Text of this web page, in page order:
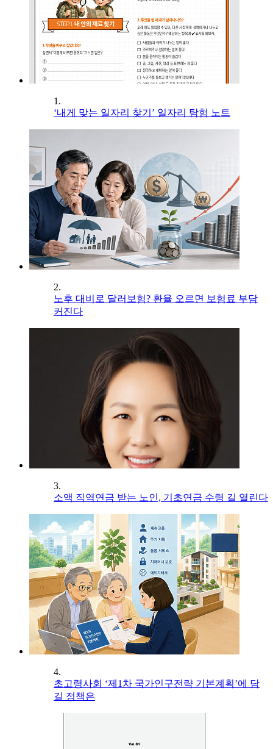
1.
‘내게 맞는 일자리 찾기’ 일자리 탐험 노트
2.
노후 대비로 달러보험? 환율 오르면 보험료 부담
커진다
3.
소액 직역연금 받는 노인, 기초연금 수령 길 열린다
4.
초고령사회 ‘제1차 국가인구전략 기본계획’에 담
길 정책은